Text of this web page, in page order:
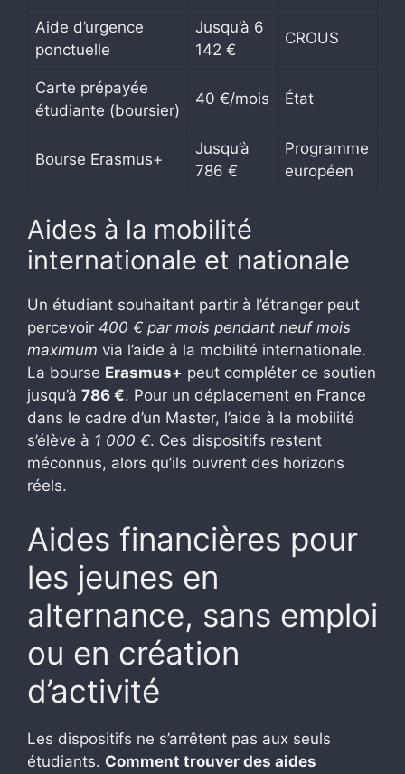
Aide d’urgence
ponctuelle
Jusqu’à 6
142 €
CROUS
Carte prépayée
étudiante (boursier)
40 €/mois État
Bourse Erasmus+
Jusqu’à
786 €
Programme
européen
Aides à la mobilité
internationale et nationale
Un étudiant souhaitant partir à l’étranger peut
percevoir 400 € par mois pendant neuf mois
maximum via l’aide à la mobilité internationale.
La bourse Erasmus+ peut compléter ce soutien
jusqu’à 786 €. Pour un déplacement en France
dans le cadre d’un Master, l’aide à la mobilité
s’élève à 1 000 €. Ces dispositifs restent
méconnus, alors qu’ils ouvrent des horizons
réels.
Aides financières pour
les jeunes en
alternance, sans emploi
ou en création
d’activité
Les dispositifs ne s’arrêtent pas aux seuls
étudiants. Comment trouver des aides